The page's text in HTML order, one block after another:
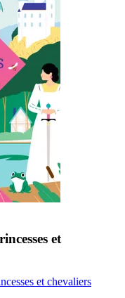
et
et chevaliers